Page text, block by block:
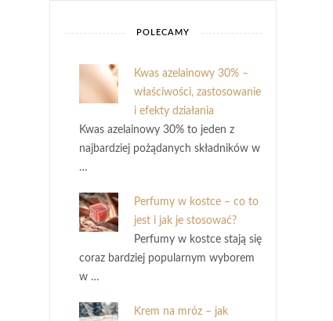
POLECAMY
Kwas azelainowy 30% –
właściwości, zastosowanie
i efekty działania
Kwas azelainowy 30% to jeden z
najbardziej pożądanych składników w
…
Perfumy w kostce – co to
jest i jak je stosować?
Perfumy w kostce stają się
coraz bardziej popularnym wyborem
w …
Krem na mróz – jak